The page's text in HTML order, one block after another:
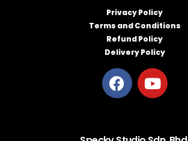
Privacy Policy
Terms and Conditions
Refund Policy
Delivery Policy